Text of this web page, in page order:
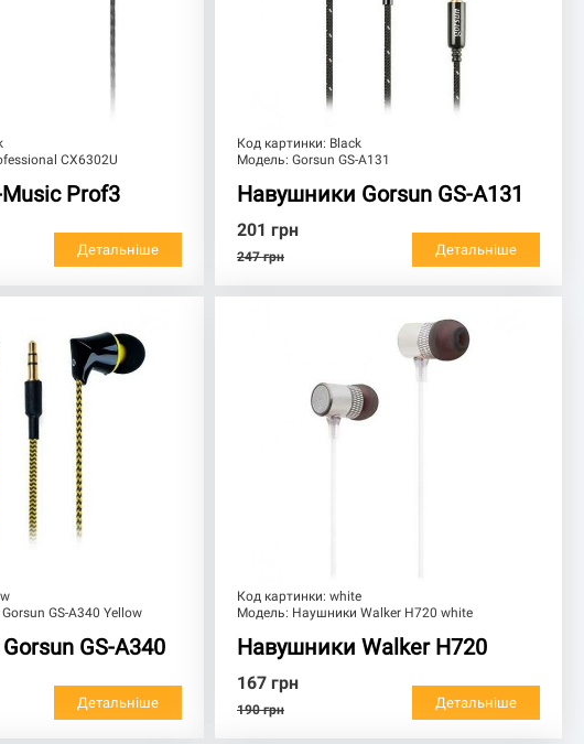
CX6302U
Music Prof3
Детальніше
Код картинки: Black
Модель:Gorsun GS-A131
Навушники Gorsun GS-A131
201 грн
247 грн Детальніше
GS-A340 Yellow
GS-A340
Детальніше
Код картинки:white
Модель: Наушники Walker H720 white
Навушники Walker H720
167 грн
190 грн Детальніше